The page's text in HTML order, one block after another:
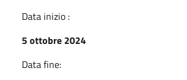
Data inizio :
5 ottobre 2024
Data fine: